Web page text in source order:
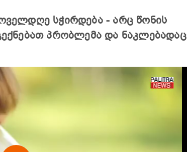
სჭირდება - არც წონის
პრობლემა და ნაკლებადაც